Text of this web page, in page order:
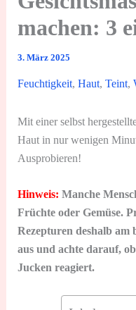
machen: 3
3. März 2025
Feuchtigkeit, Haut, Teint,
Mit einer selbst
Haut in nur wenigen
Ausprobieren!
Hinweis: Manche
Früchte oder Gemüse.
Rezepturen deshalb am
aus und achte darauf,
Jucken reagiert.